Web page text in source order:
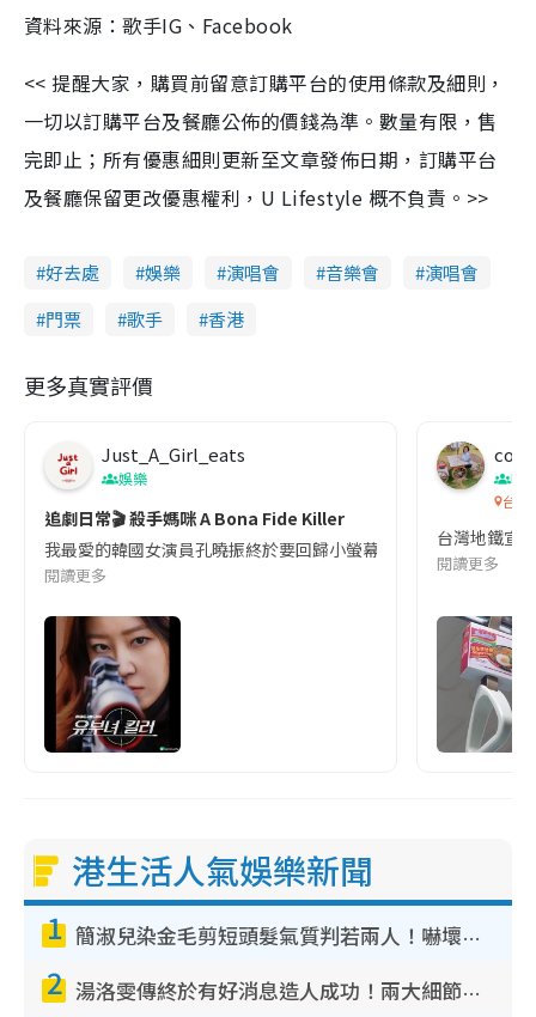
資料來源：歌手IG、Facebook
<< 提醒大家，購買前留意訂購平台的使用條款及細則，
一切以訂購平台及餐廳公佈的價錢為準。數量有限，售
完即止；所有優惠細則更新至文章發佈日期，訂購平台
及餐廳保留更改優惠權利，U Lifestyle 概不負責。>>
好去處 娛樂 演唱會 音樂會
演唱會
門票
歌手 香港
更多真實評價
Just_A_Girl_eats
娛樂
追劇日常🎬 殺手媽咪 A Bona Fide Killer
我最愛的韓國女演員孔曉振終於要回歸小螢幕啦!這次的劇本改編
閱讀更多
co
吹
台灣
台灣地鐵宣
閱讀更多
港生活人氣娛樂新聞
1 簡淑兒染金毛剪短頭髮氣質判若兩人！嚇壞老公麥大力都認唔出：「你做咩事？」
2 湯洛雯傳終於有好消息造人成功！兩大細節曝孕味極濃惹猜測：大肚婆先會咁！